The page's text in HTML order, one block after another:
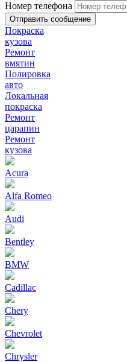
Номер телефона
Покраска
кузова
Ремонт
вмятин
Полировка
авто
Локальная
покраска
Ремонт
царапин
Ремонт
кузова
Acura
Alfa Romeo
Audi
Bentley
BMW
Cadillac
Chery
Chevrolet
Chrysler